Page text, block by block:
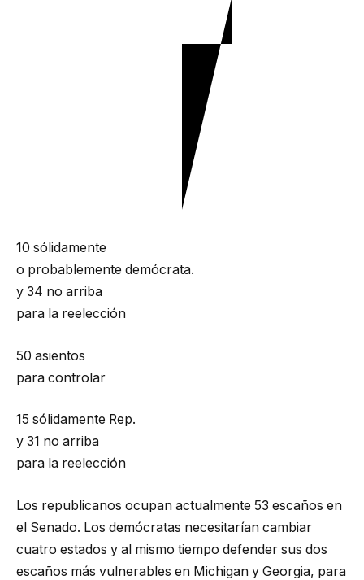
10 sólidamente
o probablemente demócrata.
y 34 no arriba
para la reelección
50 asientos
para controlar
15 sólidamente Rep.
y 31 no arriba
para la reelección
Los republicanos ocupan actualmente 53 escaños en
el Senado. Los demócratas necesitarían cambiar
cuatro estados y al mismo tiempo defender sus dos
escaños más vulnerables en Michigan y Georgia, para